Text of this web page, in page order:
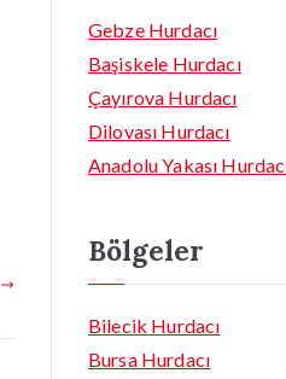
Gebze Hurdacı
Başiskele Hurdacı
Çayırova Hurdacı
Dilovası Hurdacı
Anadolu Yakası
Bölgeler
Bilecik Hurdacı
Bursa Hurdacı